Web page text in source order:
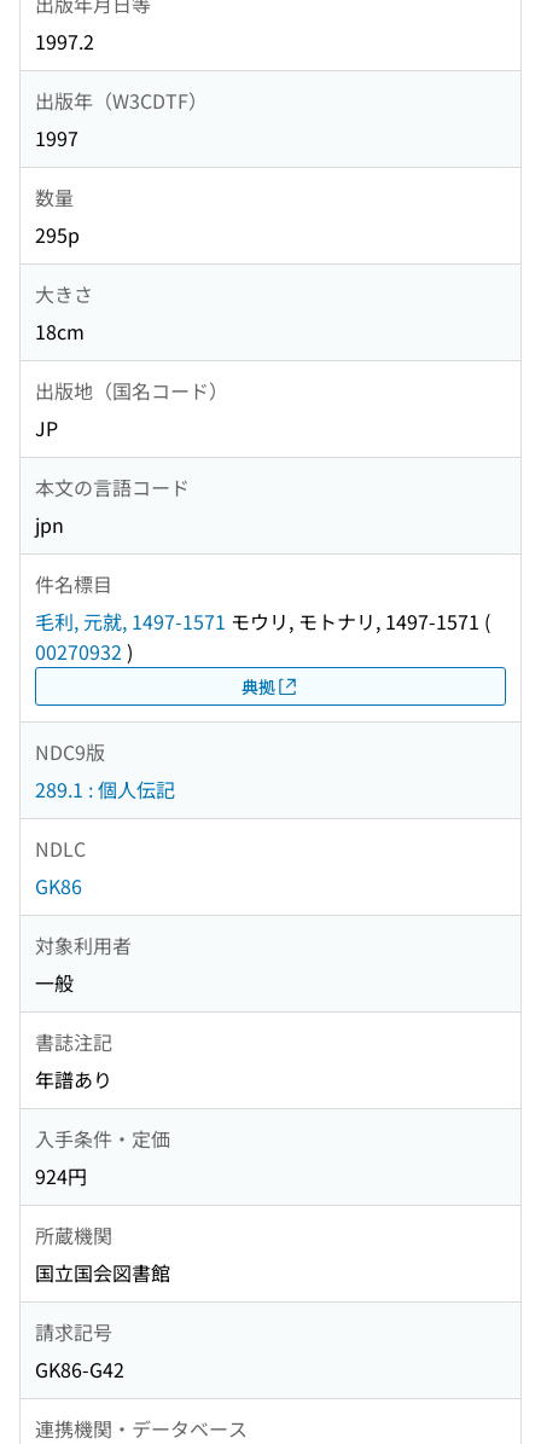
1997.2
出版年（W3CDTF）
1997
数量
295p
大きさ
18cm
出版地（国名コード）
JP
本文の言語コード
jpn
件名標目
毛利, 元就, 1497-1571 モウリ, モトナリ, 1497-1571 (
00270932 )
典拠
NDC9版
289.1 : 個人伝記
NDLC
GK86
対象利用者
一般
書誌注記
年譜あり
入手条件・定価
924円
所蔵機関
国立国会図書館
請求記号
GK86-G42
連携機関・データベース